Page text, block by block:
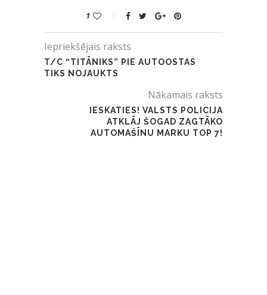
1
Iepriekšējais raksts
T/C “TITĀNIKS” PIE AUTOOSTAS
TIKS NOJAUKTS
Nākamais raksts
IESKATIES! VALSTS POLICIJA
ATKLĀJ ŠOGAD ZAGTĀKO
AUTOMAŠĪNU MARKU TOP 7!